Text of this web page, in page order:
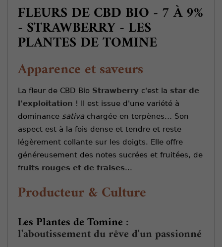
FLEURS DE CBD BIO - 7 À 9%
- STRAWBERRY - LES
PLANTES DE TOMINE
Apparence et saveurs
La fleur de CBD Bio Strawberry c'est la star de
l'exploitation ! Il est issue d'une variété à
dominance sativa chargée en terpènes... Son
aspect est à la fois dense et tendre et reste
légèrement collante sur les doigts. Elle offre
généreusement des notes sucrées et fruitées, de
fruits rouges et de fraises...
Producteur & Culture
Les Plantes de Tomine :
l'aboutissement du rêve d'un passionné